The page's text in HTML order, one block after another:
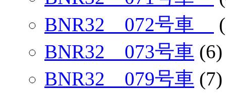
BNR32 072号車
BNR32 073号車 (6)
BNR32 079号車 (7)